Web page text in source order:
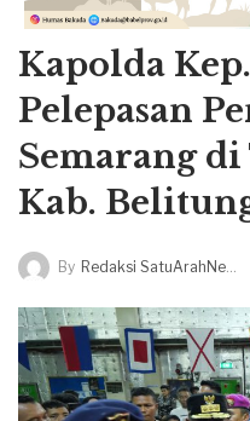
Kapolda
Pelepasan
Semarang
Kab.
By Redaksi SatuArahNews